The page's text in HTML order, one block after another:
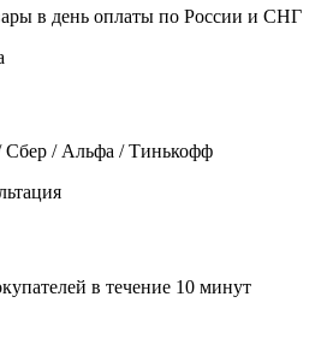
в день оплаты по России и СНГ
/ Альфа / Тинькофф
в течение 10 минут